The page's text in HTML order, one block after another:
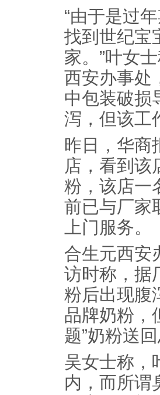
“由于是过
找到世纪宝
家。”叶女
西安办事处
中包装破损
泻，但该工
昨日，华商
店，看到该
粉，该店一
前已与厂家
上门服务。
合生元西安
访时称，据
粉后出现腹
品牌奶粉，
题”奶粉送
吴女士称，
内，而所谓